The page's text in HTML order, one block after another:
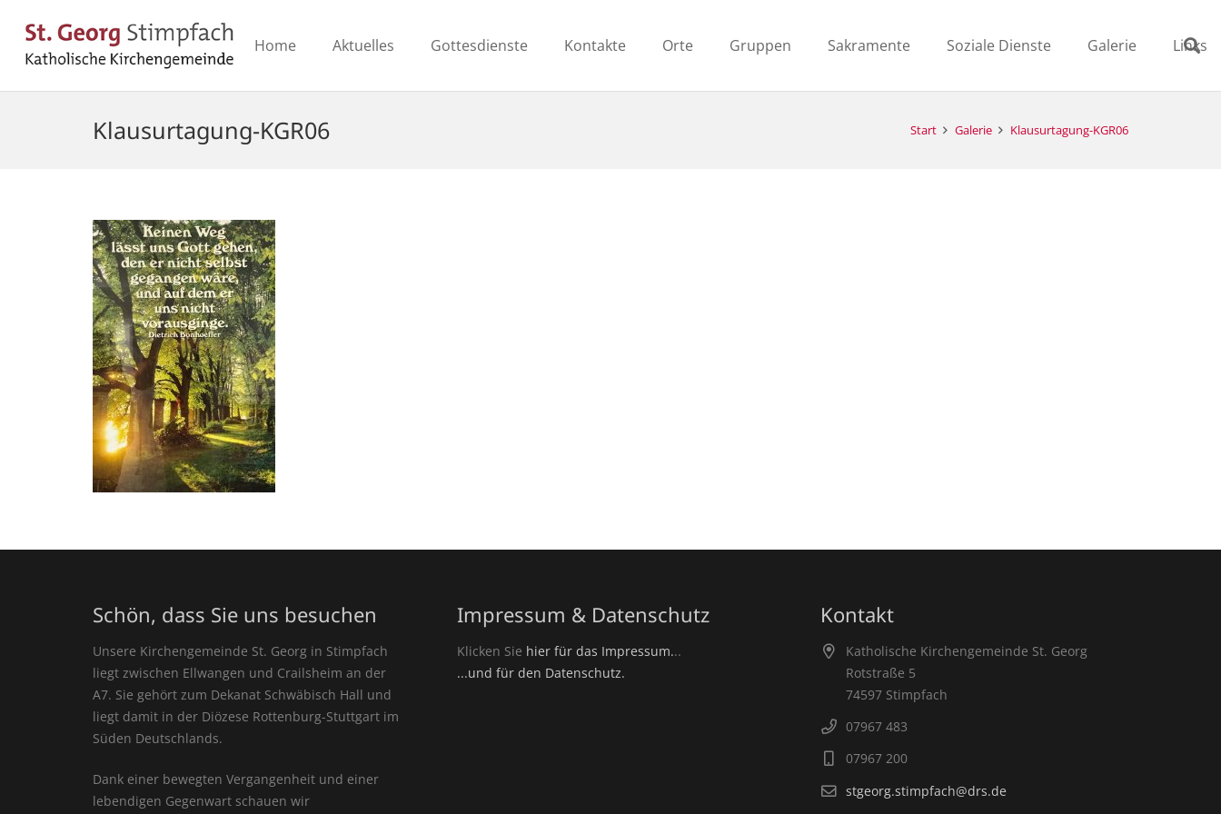
Home Aktuelles Gottesdienste Kontakte Orte Gruppen Sakramente Soziale Dienste Galerie Links
Klausurtagung-KGR06 Start Galerie Klausurtagung-KGR06
Schön, dass Sie uns besuchen
Unsere Kirchengemeinde St. Georg in Stimpfach
liegt zwischen Ellwangen und Crailsheim an der
A7. Sie gehört zum Dekanat Schwäbisch Hall und
liegt damit in der Diözese Rottenburg-Stuttgart im
Süden Deutschlands.
Dank einer bewegten Vergangenheit und einer
lebendigen Gegenwart schauen wir
Impressum & Datenschutz
Klicken Sie hier für das Impressum...
...und für den Datenschutz.
Kontakt
Katholische Kirchengemeinde St. Georg
Rotstraße 5
74597 Stimpfach
07967 483
07967 200
stgeorg.stimpfach@drs.de